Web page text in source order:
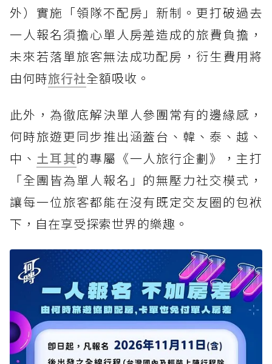
外）實施「領隊不配房」新制。更打破過去
一人報名須擔心單人房差造成的旅費負擔，
未來若落單旅客無法成功配房，衍生費用將
由何時旅行社全額吸收。
此外，為徹底解決單人參團常有的邊緣感，
何時旅遊更同步推出涵蓋台、韓、泰、越、
中、 土耳其的專屬《一人旅行企劃》，主打
「全團皆為單人報名」的無壓力社交模式，
讓每一位旅客都能在沒有既定交友圈的包袱
下，自在享受探索世界的樂趣。